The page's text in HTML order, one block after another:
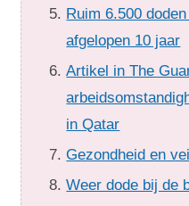
Ruim 6.500
afgelopen 10 jaar
Artikel in The
in Qatar
Gezondheid en
Weer dode bij de